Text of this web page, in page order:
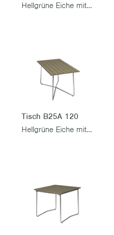
Hellgrüne Eiche mit feuerverzinktem Gestell
Tisch B25A 120
Hellgrüne Eiche mit feuerverzinktem Gestell